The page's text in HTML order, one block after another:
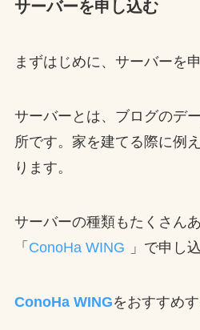
サーバーを申し込む
まずはじめに、サーバーを
サーバーとは、ブログのデ
所です。家を建てる際に例え
ります。
サーバーの種類もたくさん
「 ConoHa WING 」で申し
ConoHa WINGをおすすめ